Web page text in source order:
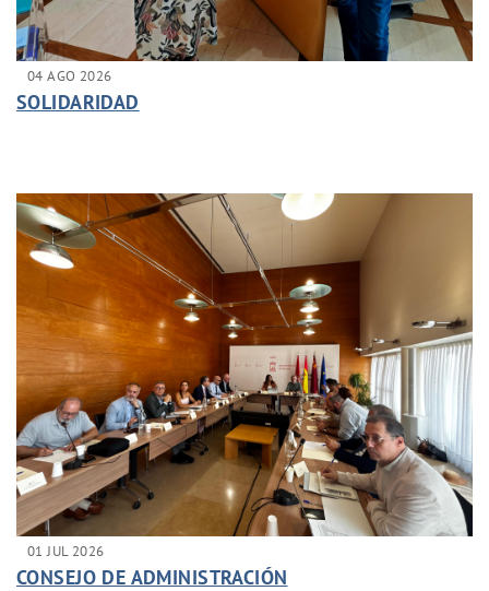
04 AGO 2026
SOLIDARIDAD
01 JUL 2026
CONSEJO DE ADMINISTRACIÓN